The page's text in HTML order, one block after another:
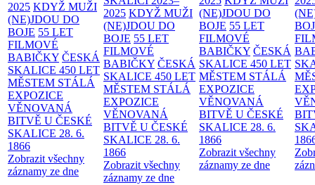
2025 KDYŽ MUŽI
(NE)JDOU DO
BOJE 55 LET
FILMOVÉ
BABIČKY ČESKÁ
SKALICE 450 LET
MĚSTEM STÁLÁ
EXPOZICE
VĚNOVANÁ
BITVĚ U ČESKÉ
SKALICE 28. 6.
1866
Zobrazit všechny
záznamy ze dne
2025 KDYŽ MUŽI
(NE)JDOU DO
BOJE 55 LET
FILMOVÉ
BABIČKY ČESKÁ
SKALICE 450 LET
MĚSTEM STÁLÁ
EXPOZICE
VĚNOVANÁ
BITVĚ U ČESKÉ
SKALICE 28. 6.
1866
Zobrazit všechny
záznamy ze dne
(NE)JDOU DO
BOJE 55 LET
FILMOVÉ
BABIČKY ČESKÁ
SKALICE 450 LET
MĚSTEM STÁLÁ
EXPOZICE
VĚNOVANÁ
BITVĚ U ČESKÉ
SKALICE 28. 6.
1866
Zobrazit všechny
záznamy ze dne